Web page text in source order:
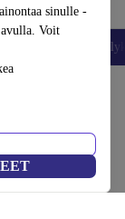
sinulle -
avulla. Voit
Henkilötiedot